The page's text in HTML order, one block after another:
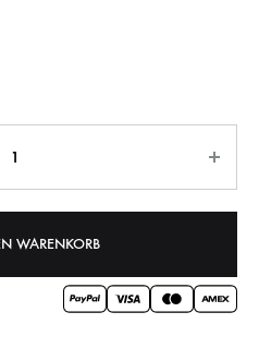
WARENKORB